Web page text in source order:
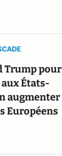
Trump pour
États-
augmenter
Européens